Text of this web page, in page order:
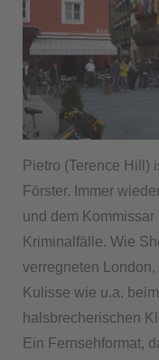
Pietro (Terence Hill)
Förster. Immer
und dem
Kriminalfälle. Wie
verregneten
Kulisse wie u.a.
halsbrecherischen
Ein Fernsehformat,